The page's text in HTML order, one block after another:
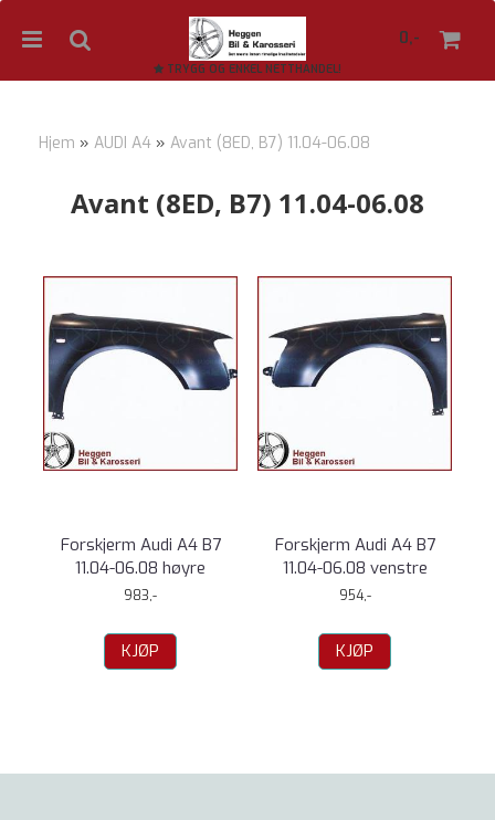
0,-
TRYGG OG ENKEL NETTHANDEL!
Hjem » AUDI A4 » Avant (8ED, B7) 11.04-06.08
Avant (8ED, B7) 11.04-06.08
Forskjerm Audi A4 B7
11.04-06.08 høyre
983,-
KJØP
Forskjerm Audi A4 B7
11.04-06.08 venstre
954,-
KJØP